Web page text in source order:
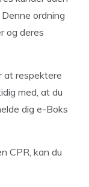
ordning
og deres
at respektere
med, at du
dig e-Boks
CPR, kan du